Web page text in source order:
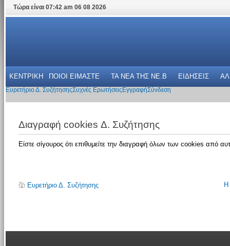
Τώρα είναι 07:42 am 06 08 2026
ΚΕΝΤΡΙΚΗ ΠΟΙΟΙ ΕΙΜΑΣΤΕ ΤΑ ΝΕΑ THΣ NE.B ΕΙΔΗΣΕΙΣ
Ευρετήριο Δ. ΣυζήτησηςΣυχνές Ερωτήσεις ΕγγραφήΣύνδεση
Διαγραφή cookies Δ. Συζήτησης
Είστε σίγουρος ότι επιθυμείτε την διαγραφή όλων των cookies από
Ευρετήριο Δ. Συζήτησης Η